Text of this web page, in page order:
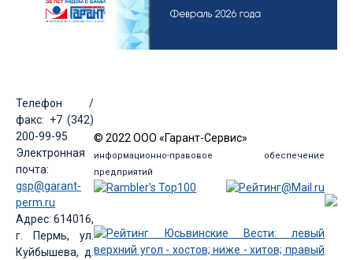
Телефон /
факс: +7 (342)
200-99-95
Электронная
почта:
gsp@garant-
perm.ru
Адрес: 614016,
г. Пермь, ул.
Куйбышева, д.
© 2022 ООО «Гарант-Сервис»
информационно-правовое обеспечение
предприятий